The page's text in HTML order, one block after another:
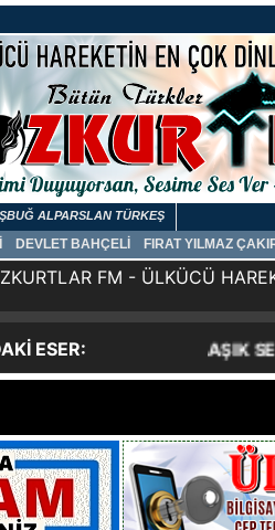
ALPARSLAN TÜRKEŞ
DEVLET BAHÇELİ FIRAT YILMAZ